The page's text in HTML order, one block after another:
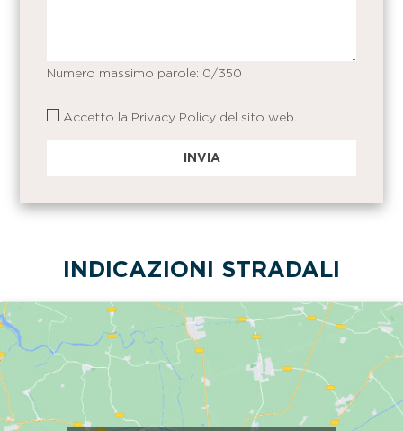
Numero massimo parole: 0/350
Accetto la Privacy Policy del sito web.
INDICAZIONI STRADALI